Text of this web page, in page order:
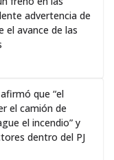
advertencia de
avance de las
que “el
el camión de
el incendio” y
dentro del PJ